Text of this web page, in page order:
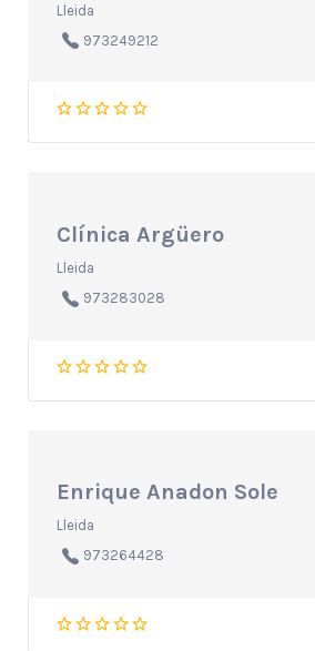
Lleida
973249212
Clínica Argüero
Lleida
973283028
Enrique Anadon Sole
Lleida
973264428